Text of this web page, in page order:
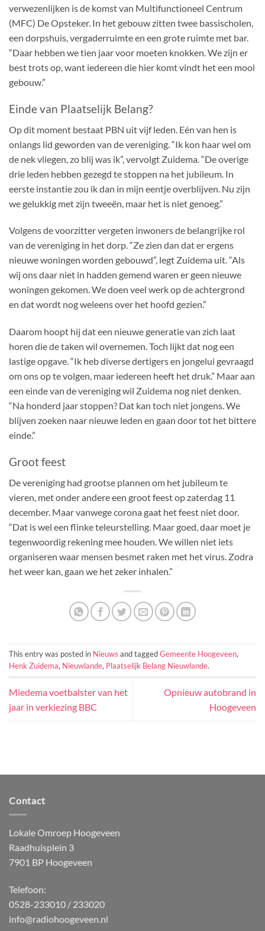
verwezenlijken is de komst van Multifunctioneel Centrum
(MFC) De Opsteker. In het gebouw zitten twee bassischolen,
een dorpshuis, vergaderruimte en een grote ruimte met bar.
“Daar hebben we tien jaar voor moeten knokken. We zijn er
best trots op, want iedereen die hier komt vindt het een mooi
gebouw.”
Einde van Plaatselijk Belang?
Op dit moment bestaat PBN uit vijf leden. Eén van hen is
onlangs lid geworden van de vereniging. “Ik kon haar wel om
de nek vliegen, zo blij was ik”, vervolgt Zuidema. “De overige
drie leden hebben gezegd te stoppen na het jubileum. In
eerste instantie zou ik dan in mijn eentje overblijven. Nu zijn
we gelukkig met zijn tweeën, maar het is niet genoeg.”
Volgens de voorzitter vergeten inwoners de belangrijke rol
van de vereniging in het dorp. “Ze zien dan dat er ergens
nieuwe woningen worden gebouwd”, legt Zuidema uit. “Als
wij ons daar niet in hadden gemend waren er geen nieuwe
woningen gekomen. We doen veel werk op de achtergrond
en dat wordt nog weleens over het hoofd gezien.”
Daarom hoopt hij dat een nieuwe generatie van zich laat
horen die de taken wil overnemen. Toch lijkt dat nog een
lastige opgave. “Ik heb diverse dertigers en jongelui gevraagd
om ons op te volgen, maar iedereen heeft het druk.” Maar aan
een einde van de vereniging wil Zuidema nog niet denken.
“Na honderd jaar stoppen? Dat kan toch niet jongens. We
blijven zoeken naar nieuwe leden en gaan door tot het bittere
einde.”
Groot feest
De vereniging had grootse plannen om het jubileum te
vieren, met onder andere een groot feest op zaterdag 11
december. Maar vanwege corona gaat het feest niet door.
“Dat is wel een flinke teleurstelling. Maar goed, daar moet je
tegenwoordig rekening mee houden. We willen niet iets
organiseren waar mensen besmet raken met het virus. Zodra
het weer kan, gaan we het zeker inhalen.”
This entry was posted in Nieuws and taggedGemeente Hoogeveen,
Henk Zuidema, Nieuwlande, Plaatselijk Belang Nieuwlande.
Miedema voetbalster van het
jaar in verkiezing BBC
Opnieuw autobrand in
Hoogeveen
Contact
Lokale Omroep Hoogeveen
Raadhuisplein 3
7901 BP Hoogeveen
Telefoon:
0528-233010 / 233020
info@radiohoogeveen.nl